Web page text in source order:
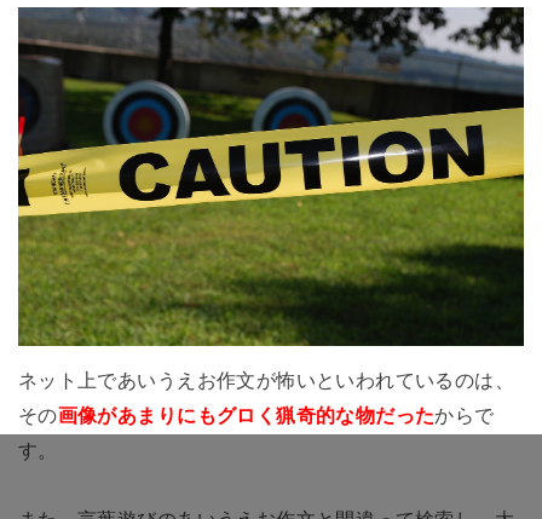
ネット上であいうえお作文が怖いといわれているのは、
その画像があまりにもグロく猟奇的な物だったからで
す。